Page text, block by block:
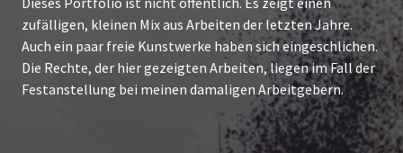
zufälligen, kleinen Mix aus Arbeiten der letzten Jahre.
Auch ein paar freie Kunstwerke haben sich eingeschlichen.
Die Rechte, der hier gezeigten Arbeiten, liegen im Fall der
Festanstellung bei meinen damaligen Arbeitgebern.